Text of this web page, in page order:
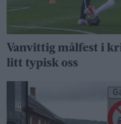
Vanvittig målfest i
litt typisk oss